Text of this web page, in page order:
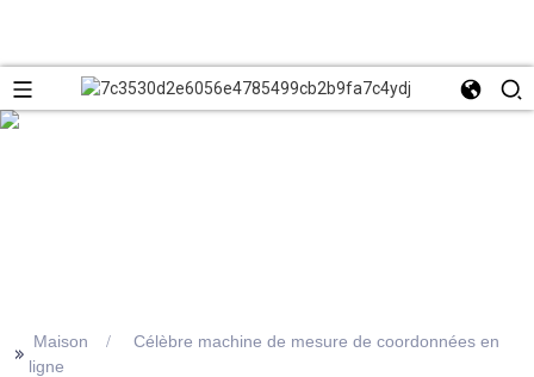
>> Maison
Célèbre machine de mesure de coordonnées en
ligne